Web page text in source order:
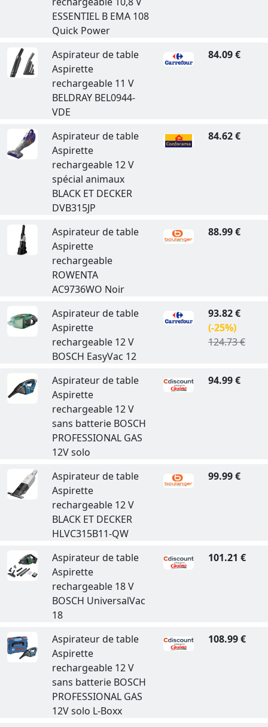
ESSENTIEL B EMA 108
Quick Power
Aspirateur de table
Aspirette
rechargeable 11 V
BELDRAY BEL0944-
VDE
84.09 €
Aspirateur de table
Aspirette
rechargeable 12 V
spécial animaux
BLACK ET DECKER
DVB315JP
84.62 €
Aspirateur de table
Aspirette
rechargeable
ROWENTA
AC9736WO Noir
88.99 €
Aspirateur de table
Aspirette
rechargeable 12 V
BOSCH EasyVac 12
93.82 €
(-25%)
124.73 €
Aspirateur de table
Aspirette
rechargeable 12 V
sans batterie BOSCH
PROFESSIONAL GAS
12V solo
94.99 €
Aspirateur de table
Aspirette
rechargeable 12 V
BLACK ET DECKER
HLVC315B11-QW
99.99 €
Aspirateur de table
Aspirette
rechargeable 18 V
BOSCH UniversalVac
18
101.21 €
Aspirateur de table
Aspirette
rechargeable 12 V
sans batterie BOSCH
PROFESSIONAL GAS
12V solo L-Boxx
108.99 €